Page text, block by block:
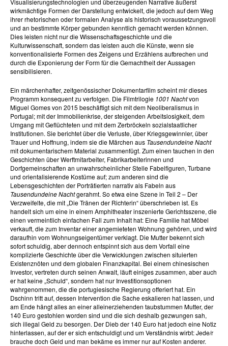
Visualisierungstechnologien und überzeugenden Narrative äußerst
wirkmächtige Formen der Darstellung entwickelt, die jedoch auf dem Weg
ihrer rhetorischen oder formalen Analyse als historisch voraussetzungsvoll
und an bestimmte Körper gebunden kenntlich gemacht werden können.
Dies leisten nicht nur die Wissenschaftsgeschichte und die
Kulturwissenschaft, sondern das leisten auch die Künste, wenn sie
konventionalisierte Formen des Zeigens und Erzählens aufbrechen und
durch die Exponierung der Form für die Gemachtheit der Aussagen
sensibilisieren.
Ein märchenhafter, zeitgenössischer Dokumentarfilm scheint mir dieses
Programm konsequent zu verfolgen. Die Filmtrilogie 1001 Nachtvon
Miguel Gomes von 2015 beschäftigt sich mit dem Neoliberalismus in
Portugal; mit der Immobilienkrise, der steigenden Arbeitslosigkeit, dem
Umgang mit Geflüchteten und mit dem Zerbröckeln sozialstaatlicher
Institutionen. Sie berichtet über die Verluste, über Kriegsgewinnler, über
Trauer und Hoffnung, indem sie die Märchen aus Tausendundeine Nacht
mit dokumentarischem Material zusammenfügt. Zum einen tauchen in den
Geschichten über Werftmitarbeiter, Fabrikarbeiterinnen und
Dorfgemeinschaften an unwahrscheinlicher Stelle Fabelfiguren, Turbane
und orientalisierende Kostüme auf; zum anderen sind die
Lebensgeschichten der Porträtierten narrativ als Fabeln aus
Tausendundeine Nachtgerahmt. So etwa eine Szene in Teil 2 – Der
Verzweifelte, die mit „Die Tränen der Richterin“ überschrieben ist. Es
handelt sich um eine in einem Amphitheater inszenierte Gerichtsszene, die
einen vermeintlich einfachen Fall zum Inhalt hat: Eine Familie hat Möbel
verkauft, die zum Inventar einer angemieteten Wohnung gehören, und wird
daraufhin vom Wohnungseigentümer verklagt. Die Mutter bekennt sich
sofort schuldig, aber dennoch entspinnt sich aus dem Vorfall eine
komplizierte Geschichte über die Verwicklungen zwischen situierten
Existenznöten und dem globalen Finanzkapital. Bei einem chinesischen
Investor, vertreten durch seinen Anwalt, läuft einiges zusammen, aber auch
er hat keine „Schuld“, sondern hat nur Investitionsoptionen
wahrgenommen, die die portugiesische Regierung offeriert hat. Ein
Dschinn tritt auf, dessen Intervention die Sache eskalieren hat lassen, und
am Ende hängt alles an einer alleinerziehenden taubstummen Mutter, der
140 Euro gestohlen worden sind und die sich deshalb gezwungen sah,
sich illegal Geld zu besorgen. Der Dieb der 140 Euro hat jedoch eine Notiz
hinterlassen, auf der er sich entschuldigt und um Verständnis wirbt: Jede/r
brauche doch Geld und man bekäme es immer nur auf Kosten anderer.